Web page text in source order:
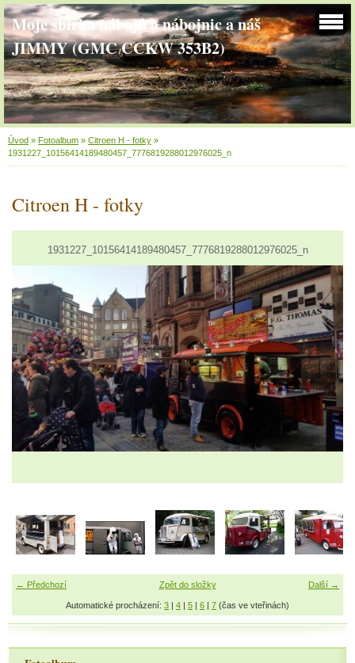
Moje sbírka nábojů a nábojnic a náš
JIMMY (GMC CCKW 353B2)
Úvod » Fotoalbum » Citroen H - fotky »
1931227_10156414189480457_7776819288012976025_n
Citroen H - fotky
1931227_10156414189480457_7776819288012976025_n
← Předchozí Další →
Zpět do složky
Automatické procházení: 3 4 5 6 7 (čas ve vteřinách)